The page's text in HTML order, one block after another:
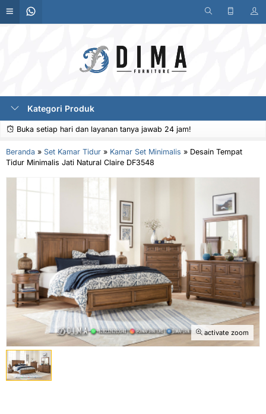
Kategori Produk
Buka setiap hari dan layanan tanya jawab 24 jam!
Beranda » Set Kamar Tidur » Kamar Set Minimalis » Desain Tempat
Tidur Minimalis Jati Natural Claire DF3548
activate zoom